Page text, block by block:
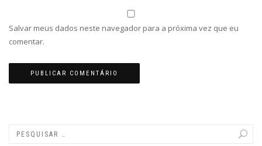
Salvar meus dados neste navegador para a próxima vez que eu
comentar.